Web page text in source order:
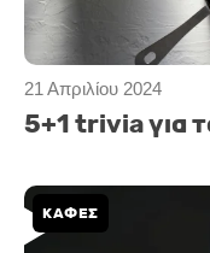
21 Απριλίου 2024
5+1 trivia για
ΚΑΦΕΣ